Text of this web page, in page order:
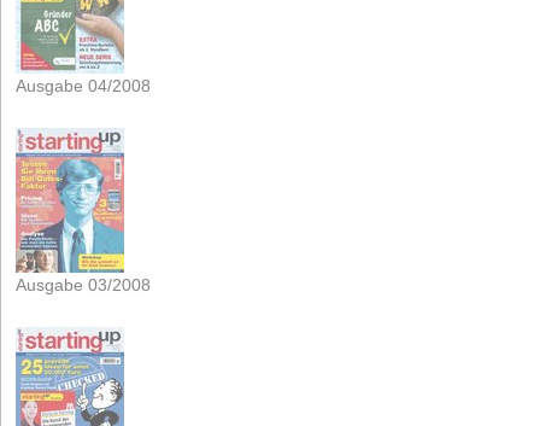
Ausgabe 04/2008
Ausgabe 03/2008